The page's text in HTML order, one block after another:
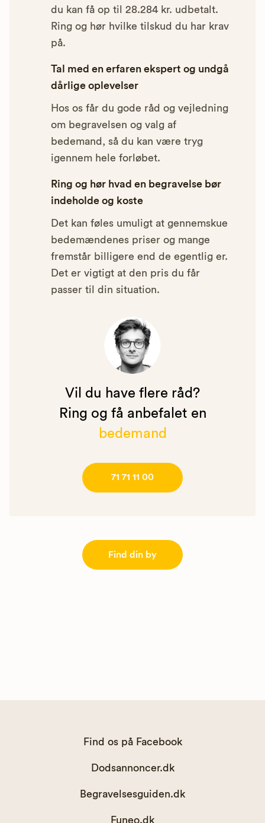
du kan få op til 28.284 kr. udbetalt.
Ring og hør hvilke tilskud du har krav
på.
Tal med en erfaren ekspert og undgå
dårlige oplevelser
Hos os får du gode råd og vejledning
om begravelsen og valg af
bedemand, så du kan være tryg
igennem hele forløbet.
Ring og hør hvad en begravelse bør
indeholde og koste
Det kan føles umuligt at gennemskue
bedemændenes priser og mange
fremstår billigere end de egentlig er.
Det er vigtigt at den pris du får
passer til din situation.
Vil du have flere råd?
Ring og få anbefalet en
bedemand
71 71 11 00
Find din by
Find os på Facebook
Dodsannoncer.dk
Begravelsesguiden.dk
Funeo.dk